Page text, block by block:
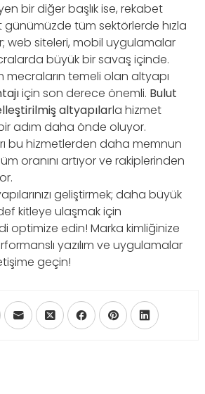
bir diğer başlık ise, rekabet
günümüzde tüm sektörlerde hızla
web siteleri, mobil uygulamalar
büyük bir savaş içinde.
mecraların temeli olan altyapı
için son derece önemli. Bulut
altyapılarla hizmet
adım daha önde oluyor.
bu hizmetlerden daha memnun
oranını artıyor ve rakiplerinden
geliştirmek; daha büyük
kitleye ulaşmak için
optimize edin! Marka kimliğinize
yazılım ve uygulamalar
geçin!